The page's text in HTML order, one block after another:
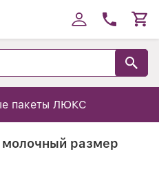
пакеты ЛЮКС
размер